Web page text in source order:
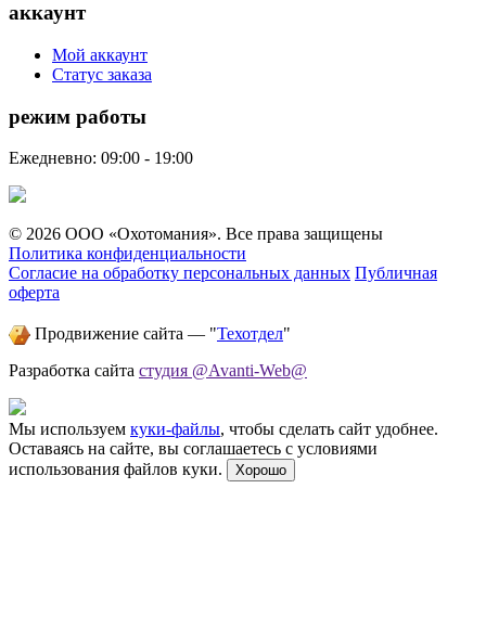
аккаунт
Мой аккаунт
Статус заказа
режим работы
Ежедневно: 09:00 - 19:00
© 2026 ООО «Охотомания». Все права защищены
Политика конфиденциальности
Согласие на обработку персональных данных Публичная
оферта
Продвижение сайта — "Техотдел"
Разработка сайта студия @Avanti-Web@
Мы используем куки-файлы, чтобы сделать сайт удобнее.
Оставаясь на сайте, вы соглашаетесь с условиями
использования файлов куки.
Хорошо